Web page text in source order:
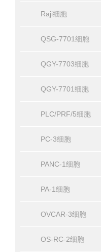
Raji细胞
QSG-7701细胞
QGY-7703细胞
QGY-7701细胞
PLC/PRF/5细胞
PC-3细胞
PANC-1细胞
PA-1细胞
OVCAR-3细胞
OS-RC-2细胞